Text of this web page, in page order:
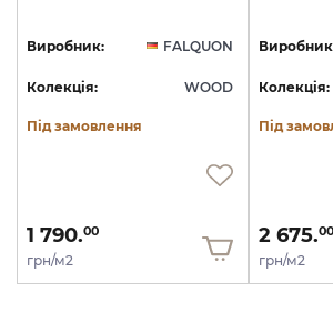
Виробник: FALQUON
Колекція: WOOD
Під замовлення
1 790.00
грн/м2
Колекція:
Під
2 675.00
грн/м2